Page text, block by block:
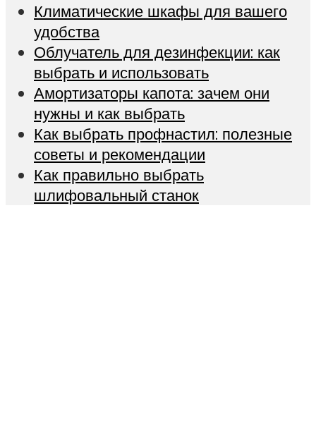
Климатические шкафы для вашего
удобства
Облучатель для дезинфекции: как
выбрать и использовать
Амортизаторы капота: зачем они
нужны и как выбрать
Как выбрать профнастил: полезные
советы и рекомендации
Как правильно выбрать
шлифовальный станок